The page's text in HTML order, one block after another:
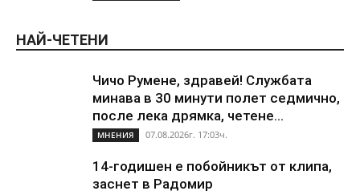
НАЙ-ЧЕТЕНИ
Чичо Румене, здравей! Службата
минава в 30 минути полет седмично,
после лека дрямка, четене...
МНЕНИЯ 07.08.2026г. 17:03ч.
14-годишен е побойникът от клипа,
заснет в Радомир